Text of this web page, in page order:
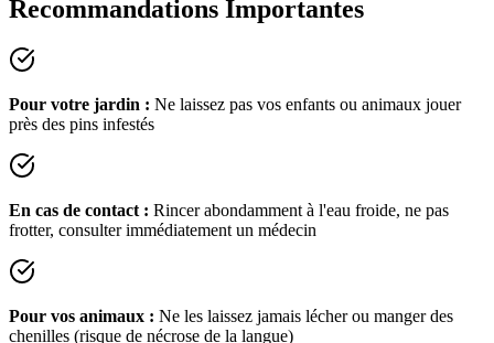
Recommandations Importantes
Pour votre jardin : Ne laissez pas vos enfants ou animaux jouer
près des pins infestés
En cas de contact : Rincer abondamment à l'eau froide, ne pas
frotter, consulter immédiatement un médecin
Pour vos animaux : Ne les laissez jamais lécher ou manger des
chenilles (risque de nécrose de la langue)